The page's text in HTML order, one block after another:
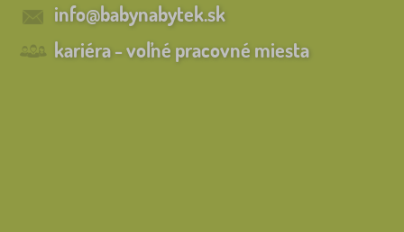
info@babynabytek.sk
kariéra - voľné pracovné miesta